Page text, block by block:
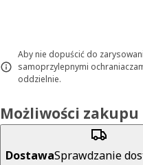
Aby nie dopuścić do
samoprzylepnymi
oddzielnie.
Możliwości zakupu
DostawaSprawdzanie